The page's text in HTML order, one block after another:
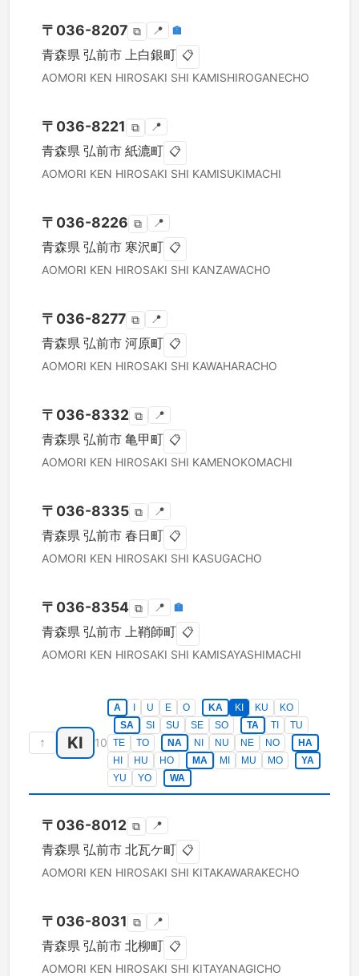
〒 036-8207 ⧉ 📍 🏣
青森県 弘前市 上白銀町 📋
AOMORI KEN HIROSAKI SHI KAMISHIROGANECHO
〒 036-8221 ⧉ 📍
青森県 弘前市 紙漉町 📋
AOMORI KEN HIROSAKI SHI KAMISUKIMACHI
〒 036-8226 ⧉ 📍
青森県 弘前市 寒沢町 📋
AOMORI KEN HIROSAKI SHI KANZAWACHO
〒 036-8277 ⧉ 📍
青森県 弘前市 河原町 📋
AOMORI KEN HIROSAKI SHI KAWAHARACHO
〒 036-8332 ⧉ 📍
青森県 弘前市 亀甲町 📋
AOMORI KEN HIROSAKI SHI KAMENOKOMACHI
〒 036-8335 ⧉ 📍
青森県 弘前市 春日町 📋
AOMORI KEN HIROSAKI SHI KASUGACHO
〒 036-8354 ⧉ 📍 🏣
青森県 弘前市 上鞘師町 📋
AOMORI KEN HIROSAKI SHI KAMISAYASHIMACHI
↑ KI 10
A U E O KA KI KU
KO
SA
SI SU SE SO TA TI
TU
TE
TO NA NI NU NE NO
HA
HI
HU HO MA MI MU MO
YA
YU
YO WA
〒 036-8012 ⧉ 📍
青森県 弘前市 北瓦ケ町 📋
AOMORI KEN HIROSAKI SHI KITAKAWARAKECHO
〒 036-8031 ⧉ 📍
青森県 弘前市 北柳町 📋
AOMORI KEN HIROSAKI SHI KITAYANAGICHO